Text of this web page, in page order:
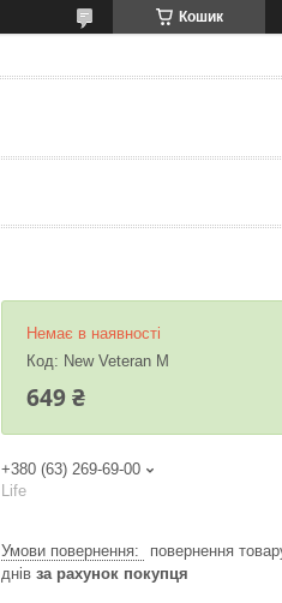
Кошик
Немає в наявності
Код: New Veteran M
649 ₴
+380 (63) 269-69-00
Life
повернення
днів за рахунок покупця